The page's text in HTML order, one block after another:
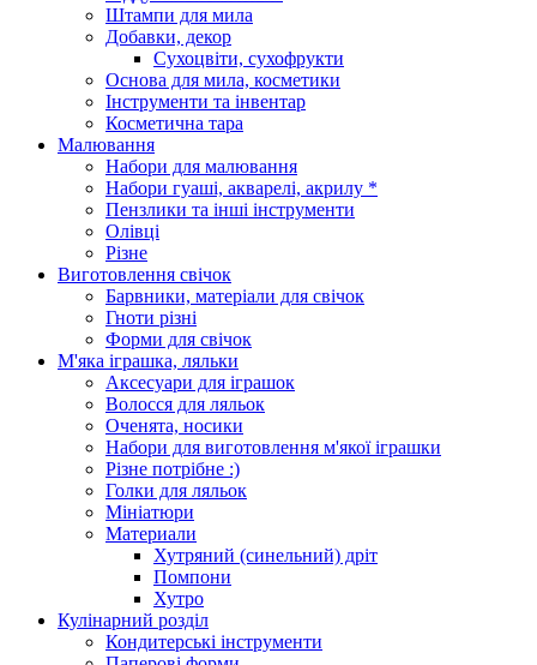
Штампи для мила
Добавки, декор
Сухоцвіти, сухофрукти
Основа для мила, косметики
Інструменти та інвентар
Косметична тара
Малювання
Набори для малювання
Набори гуаші, акварелі, акрилу *
Пензлики та інші інструменти
Олівці
Різне
Виготовлення свічок
Барвники, матеріали для свічок
Гноти різні
Форми для свічок
М'яка іграшка, ляльки
Аксесуари для іграшок
Волосся для ляльок
Оченята, носики
Набори для виготовлення м'якої іграшки
Різне потрібне :)
Голки для ляльок
Мініатюри
Материали
Хутряний (синельний) дріт
Помпони
Хутро
Кулінарний розділ
Кондитерські інструменти